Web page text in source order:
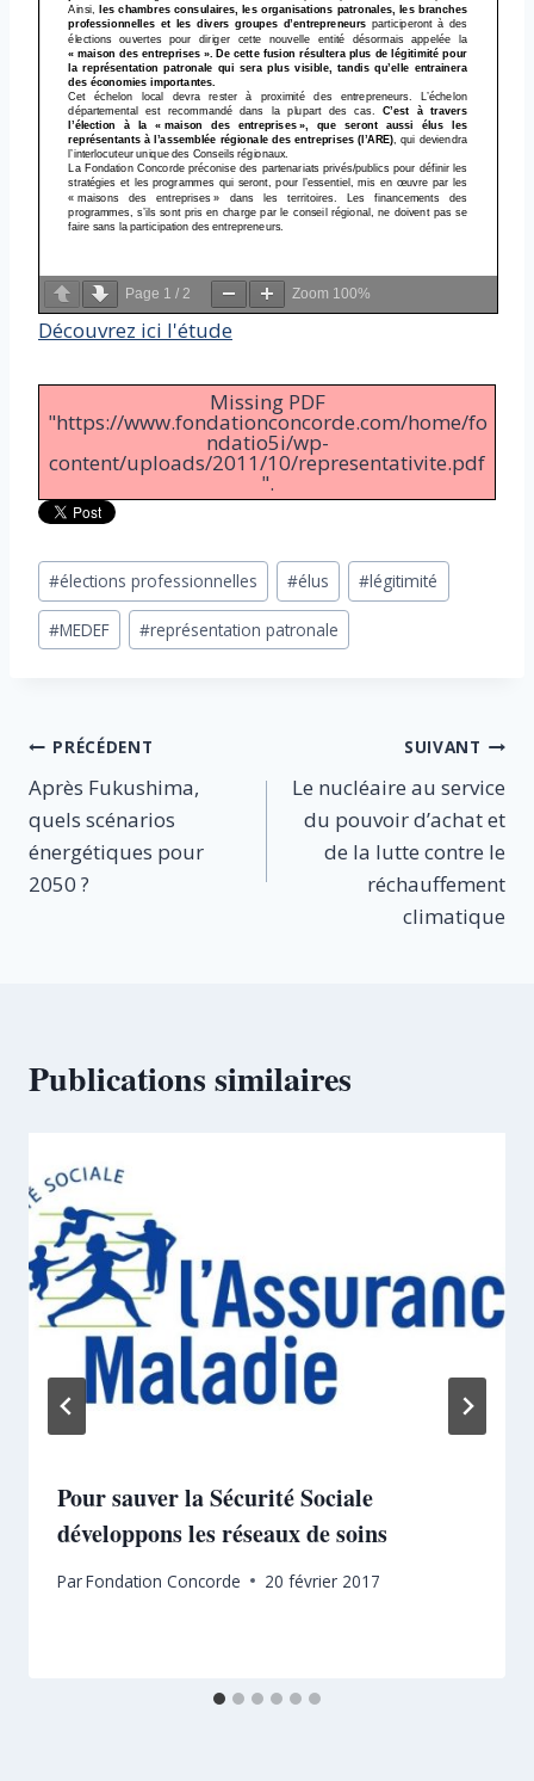
Page 1 / 2 Zoom 100%
Découvrez ici l'étude
Missing PDF
"https://www.fondationconcorde.com/home/fo
ndatio5i/wp-
content/uploads/2011/10/representativite.pdf
".
Étiquettes
de
la
#élections professionnelles #élus #légitimité
#MEDEF #représentation patronale
Navigation
de
l’article
PRÉCÉDENT
Après Fukushima,
quels scénarios
énergétiques pour
2050 ?
SUIVANT
Le nucléaire au service
du pouvoir d’achat et
de la lutte contre le
réchauffement
climatique
Publications similaires
Pour sauver la Sécurité Sociale
développons les réseaux de soins
ParFondation Concorde 20 février 2017